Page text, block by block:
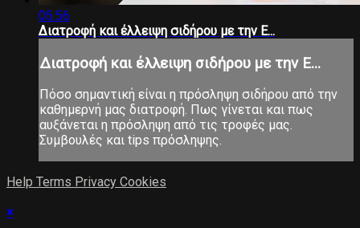
05:56
Διατροφή και έλλειψη σιδήρου με την Ε...
Διατροφή και έλλειψη σιδήρου με την Ε...
Πόσο σημαντική είναι η πρόσληψη σιδήρου από την
καθημερνή μας διατροφή. Πως γίνεται και πως
αυξάνεται η πρόσληψη από τις τροφές μας.
Συμβουλές και tips πρόσληψης.
Help Terms Privacy Cookies
×